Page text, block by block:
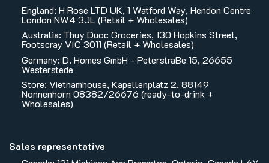
England: H Rose LTD UK, 1 Watford Way, Hendon Centre
London NW4 3JL (Retail + Wholesales)
Australia: Thuy Duoc Groceries, 130 Hopkins Street,
Footscray VIC 3011 (Retail + Wholesales)
Germany: D. Homes GmbH - PeterstraBe 15, 26655
Westerstede
Store: Vietnamhouse, Kapellenplatz 2, 88149
Nonnenhorn 08382/26676 (ready-to-drink +
Wholesales)
Sales representative